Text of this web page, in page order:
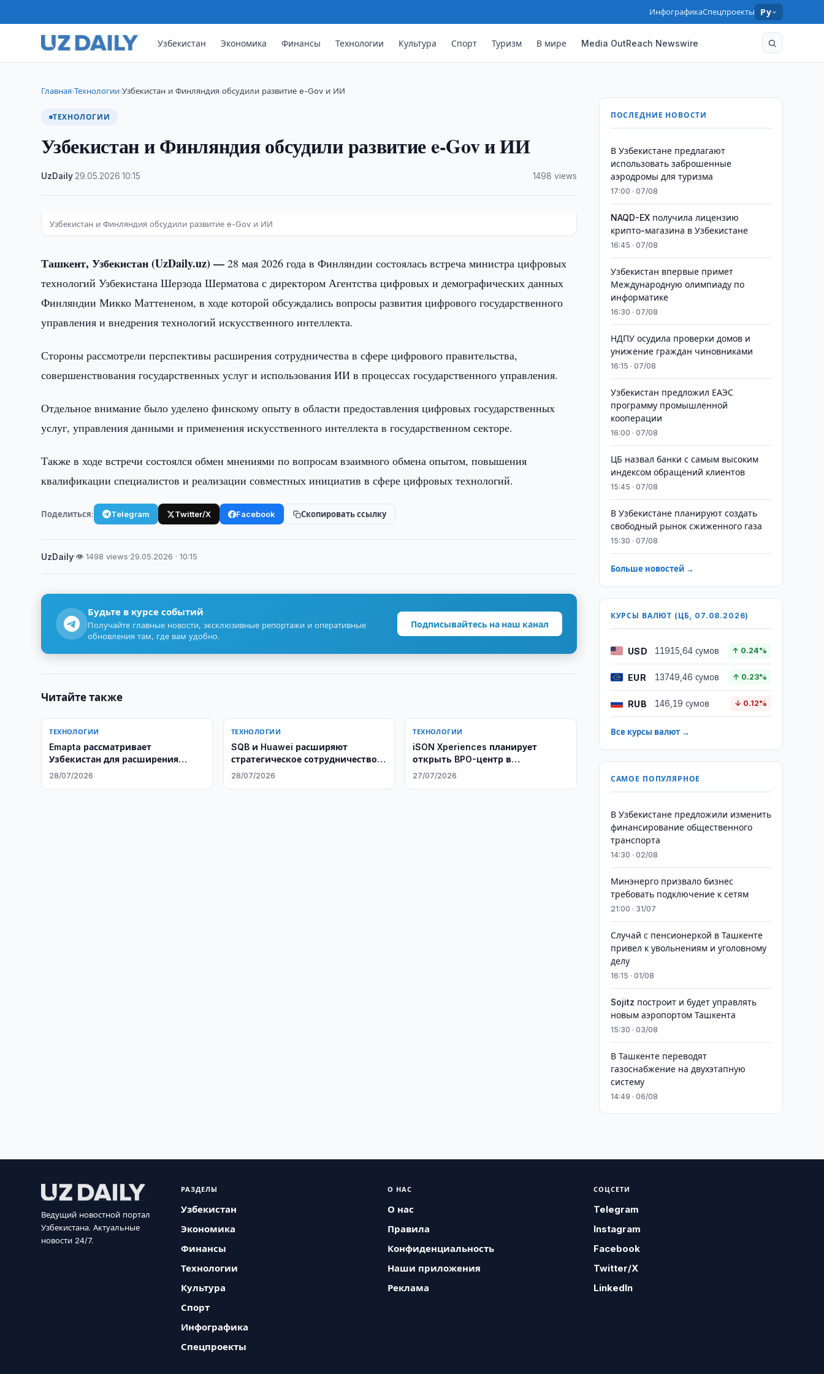
ИнфографикаСпецпроекты Ру
Узбекистан Экономика Финансы Технологии Культура Спорт Туризм В мире Media OutReach Newswire
Главная›Технологии›Узбекистан и Финляндия обсудили развитие e-Gov и ИИ
ТЕХНОЛОГИИ
Узбекистан и Финляндия обсудили развитие e-Gov и ИИ
UzDaily 29.05.2026 ·10:15 1498 views
Узбекистан и Финляндия обсудили развитие e-Gov и ИИ
Ташкент, Узбекистан (UzDaily.uz) —28 мая 2026 года в Финляндии состоялась встреча министра цифровых
технологий Узбекистана Шерзода Шерматова с директором Агентства цифровых и демографических данных
Финляндии Микко Маттененом, в ходе которой обсуждались вопросы развития цифрового государственного
управления и внедрения технологий искусственного интеллекта.
Стороны рассмотрели перспективы расширения сотрудничества в сфере цифрового правительства,
совершенствования государственных услуг и использования ИИ в процессах государственного управления.
Отдельное внимание было уделено финскому опыту в области предоставления цифровых государственных
услуг, управления данными и применения искусственного интеллекта в государственном секторе.
Также в ходе встречи состоялся обмен мнениями по вопросам взаимного обмена опытом, повышения
квалификации специалистов и реализации совместных инициатив в сфере цифровых технологий.
Поделиться: Telegram Twitter/X Facebook Скопировать ссылку
UzDaily·👁 1498 views·29.05.2026 · 10:15
Будьте в курсе событий
Получайте главные новости, эксклюзивные репортажи и оперативные
обновления там, где вам удобно.
Подписывайтесь на наш канал
Читайте также
ТЕХНОЛОГИИ
Emapta рассматривает
Узбекистан для расширения
сервисных операций
28/07/2026
ТЕХНОЛОГИИ
SQB и Huawei расширяют
стратегическое сотрудничество в
сфере искусственного интеллекта
28/07/2026
ТЕХНОЛОГИИ
iSON Xperiences планирует
открыть BPO-центр в
Узбекистане
27/07/2026
ПОСЛЕДНИЕ НОВОСТИ
В Узбекистане предлагают
использовать заброшенные
аэродромы для туризма
17:00 · 07/08
NAQD-EX получила лицензию
крипто-магазина в Узбекистане
16:45 · 07/08
Узбекистан впервые примет
Международную олимпиаду по
информатике
16:30 · 07/08
НДПУ осудила проверки домов и
унижение граждан чиновниками
16:15 · 07/08
Узбекистан предложил ЕАЭС
программу промышленной
кооперации
16:00 · 07/08
ЦБ назвал банки с самым высоким
индексом обращений клиентов
15:45 · 07/08
В Узбекистане планируют создать
свободный рынок сжиженного газа
15:30 · 07/08
Больше новостей →
КУРСЫ ВАЛЮТ (ЦБ, 07.08.2026)
USD 11915,64 сумов ↑ 0.24%
EUR 13749,46 сумов ↑ 0.23%
RUB 146,19 сумов ↓ 0.12%
Все курсы валют →
САМОЕ ПОПУЛЯРНОЕ
В Узбекистане предложили изменить
финансирование общественного
транспорта
14:30 · 02/08
Минэнерго призвало бизнес
требовать подключение к сетям
21:00 · 31/07
Случай с пенсионеркой в Ташкенте
привел к увольнениям и уголовному
делу
16:15 · 01/08
Sojitz построит и будет управлять
новым аэропортом Ташкента
15:30 · 03/08
В Ташкенте переводят
газоснабжение на двухэтапную
систему
14:49 · 06/08
Ведущий новостной портал
Узбекистана. Актуальные
новости 24/7.
РАЗДЕЛЫ
Узбекистан
Экономика
Финансы
Технологии
Культура
Спорт
Инфографика
Спецпроекты
О НАС
О нас
Правила
Конфиденциальность
Наши приложения
Реклама
СОЦСЕТИ
Telegram
Instagram
Facebook
Twitter/X
LinkedIn